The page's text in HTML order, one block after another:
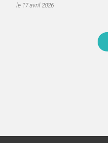
17 avril 2026